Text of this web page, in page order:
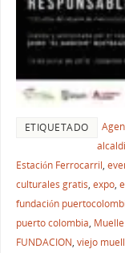
ETIQUETADO
Estación Ferrocarril,
culturales gratis, expo,
fundación
puerto colombia,
FUNDACION, viejo